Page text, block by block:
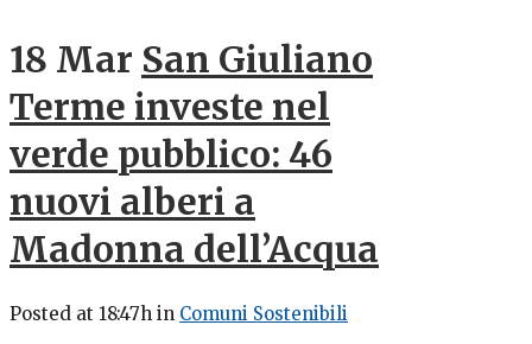
18 Mar San Giuliano
Terme investe nel
verde pubblico: 46
nuovi alberi a
Madonna dell’Acqua
Posted at 18:47h in Comuni Sostenibili